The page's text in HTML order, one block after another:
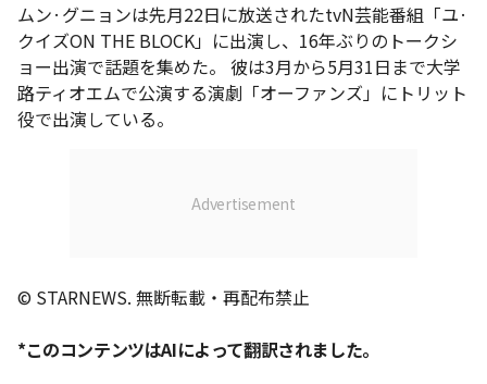
ムン·グニョンは先月22日に放送されたtvN芸能番組「ユ·
クイズON THE BLOCK」に出演し、16年ぶりのトークシ
ョー出演で話題を集めた。 彼は3月から5月31日まで大学
路ティオエムで公演する演劇「オーファンズ」にトリット
役で出演している。
© STARNEWS. 無断転載・再配布禁止
*このコンテンツはAIによって翻訳されました。